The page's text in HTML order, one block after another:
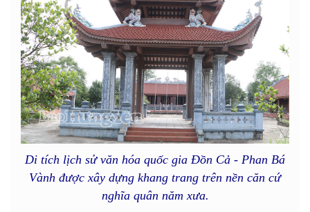
Di tích lịch sử văn hóa quốc gia Đồn Cả - Phan Bá
Vành được xây dựng khang trang trên nền căn cứ
nghĩa quân năm xưa.